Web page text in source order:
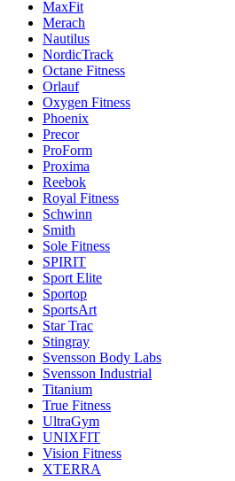
MaxFit
Merach
Nautilus
NordicTrack
Octane Fitness
Orlauf
Oxygen Fitness
Phoenix
Precor
ProForm
Proxima
Reebok
Royal Fitness
Schwinn
Smith
Sole Fitness
SPIRIT
Sport Elite
Sportop
SportsArt
Star Trac
Stingray
Svensson Body Labs
Svensson Industrial
Titanium
True Fitness
UltraGym
UNIXFIT
Vision Fitness
XTERRA